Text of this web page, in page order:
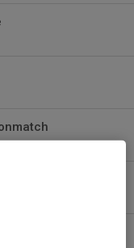
och lag